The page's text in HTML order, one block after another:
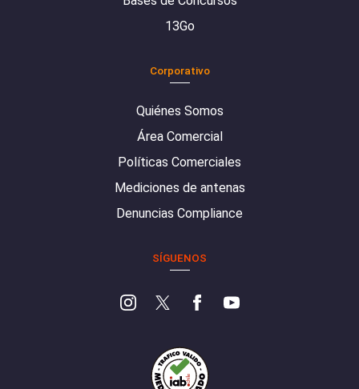
13Go
Corporativo
Quiénes Somos
Área Comercial
Políticas Comerciales
Mediciones de antenas
Denuncias Compliance
SÍGUENOS